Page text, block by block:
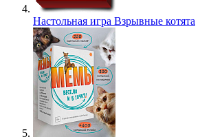
Настольная игра Взрывные котята